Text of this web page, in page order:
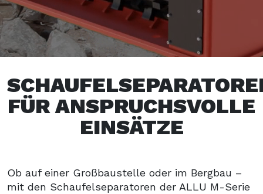
FÜR ANSPRUCHSVOLLE
EINSÄTZE
Ob auf einer Großbaustelle oder im Bergbau –
mit den Schaufelseparatoren der ALLU M-Serie